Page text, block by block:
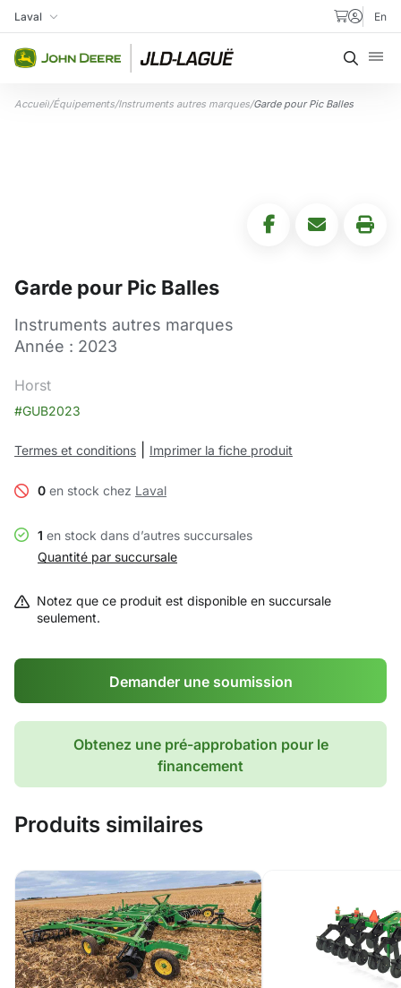
Aller au contenu
Ma succursale
Laval En
Accueil/Équipements/Instruments autres marques/Garde pour Pic Balles
Garde pour Pic Balles
Instruments autres marques
Année : 2023
Horst
#GUB2023
Termes et conditions Imprimer la fiche produit
0 en stock chez Laval
1 en stock dans d’autres succursales
Quantité par succursale
Notez que ce produit est disponible en succursale
seulement.
Demander une soumission
Obtenez une pré-approbation pour le
financement
Produits similaires